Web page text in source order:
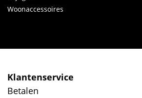
Woonaccessoires
Klantenservice
Betalen